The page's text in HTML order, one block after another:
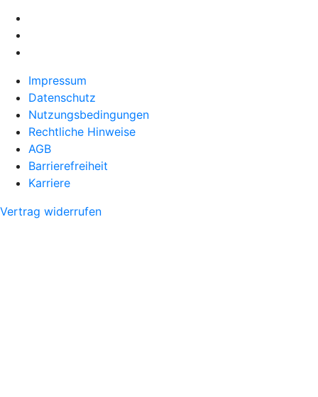
Impressum
Datenschutz
Nutzungsbedingungen
Rechtliche Hinweise
AGB
Barrierefreiheit
Karriere
Vertrag widerrufen